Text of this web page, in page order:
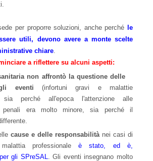
per proporre soluzioni, anche perché
le
utili, devono avere a monte scelte
chiare.
a riflettere su alcuni aspetti:
non affrontò la questione delle
eventi (infortuni gravi e malattie
sia perché all'epoca l'attenzione alle
penali era molto minore, sia perché il
cause e delle responsabilitànei casi di
professionaleè stato, ed è,
gli SPreSAL. Gli eventi insegnano molto